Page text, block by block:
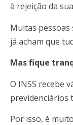
à rejeição da
Muitas pessoas
já acham que
Mas fique
O INSS recebe
previdenciários
Por isso, é